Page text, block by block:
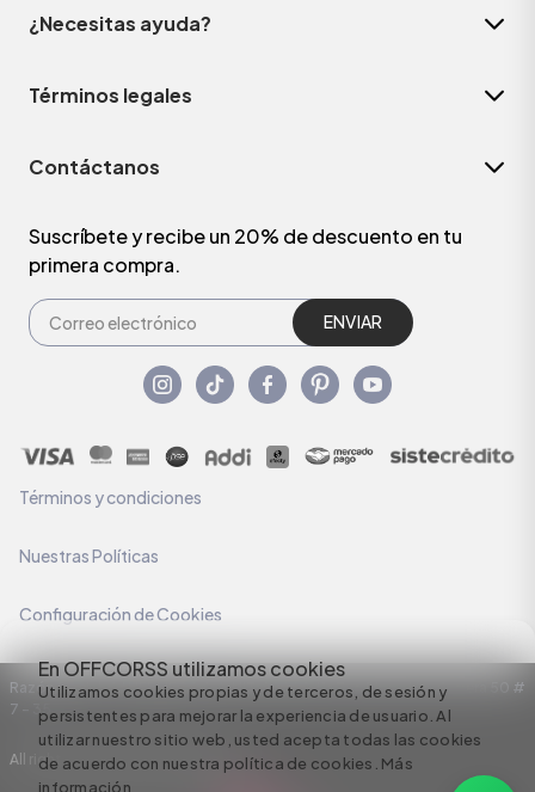
En OFFCORSS utilizamos cookies
Utilizamos cookies propias y de terceros, de sesión y
persistentes para mejorar la experiencia de usuario. Al
utilizar nuestro sitio web, usted acepta todas las cookies
de acuerdo con nuestra política de cookies. Más
información
¿Necesitas ayuda?
Términos legales
Contáctanos
Suscríbete y recibe un 20% de descuento en tu
primera compra.
ENVIAR
Términos y condiciones
Nuestras Políticas
Configuración de Cookies
Razón Social: C.I HERMECO S.A. NIT: 890924167-6 Dirección: Carrera 50 #
7 – 35
All rights reserved empowered by